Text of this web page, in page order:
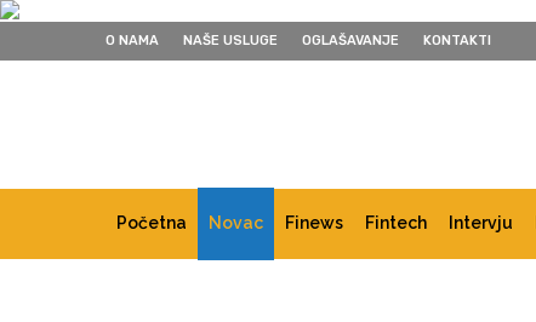
O NAMA NAŠE USLUGE OGLAŠAVANJE KONTAKTI
Početna Novac Finews Fintech Intervju